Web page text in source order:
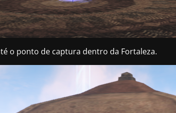
o ponto de captura dentro da Fortaleza.